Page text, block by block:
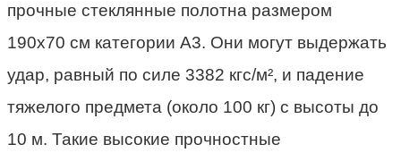
прочные стеклянные полотна размером
190х70 см категории А3. Они могут выдержать
удар, равный по силе 3382 кгс/м², и падение
тяжелого предмета (около 100 кг) с высоты до
10 м. Такие высокие прочностные